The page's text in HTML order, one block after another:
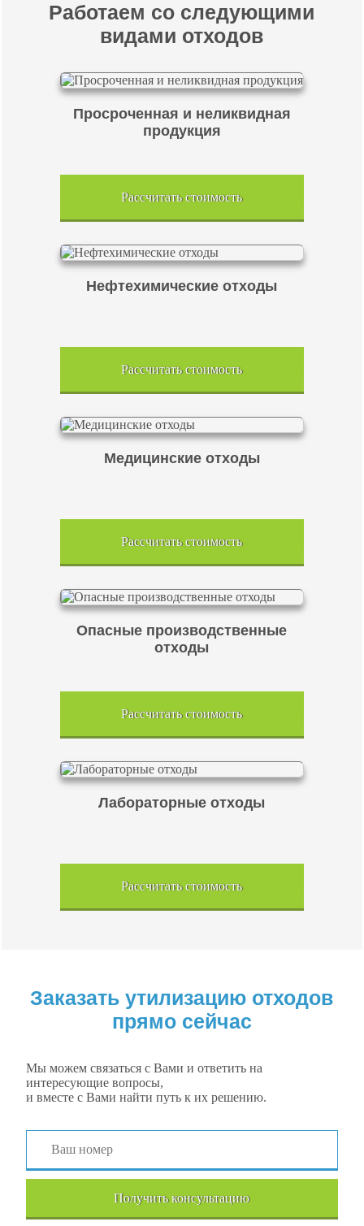
Работаем со следующими
видами отходов
Просроченная и неликвидная
продукция
Рассчитать стоимость
Нефтехимические отходы
Рассчитать стоимость
Медицинские отходы
Рассчитать стоимость
Опасные производственные
отходы
Рассчитать стоимость
Лабораторные отходы
Рассчитать стоимость
Заказать утилизацию отходов
прямо сейчас
Мы можем связаться с Вами и ответить на
интересующие вопросы,
и вместе с Вами найти путь к их решению.
Получить консультацию